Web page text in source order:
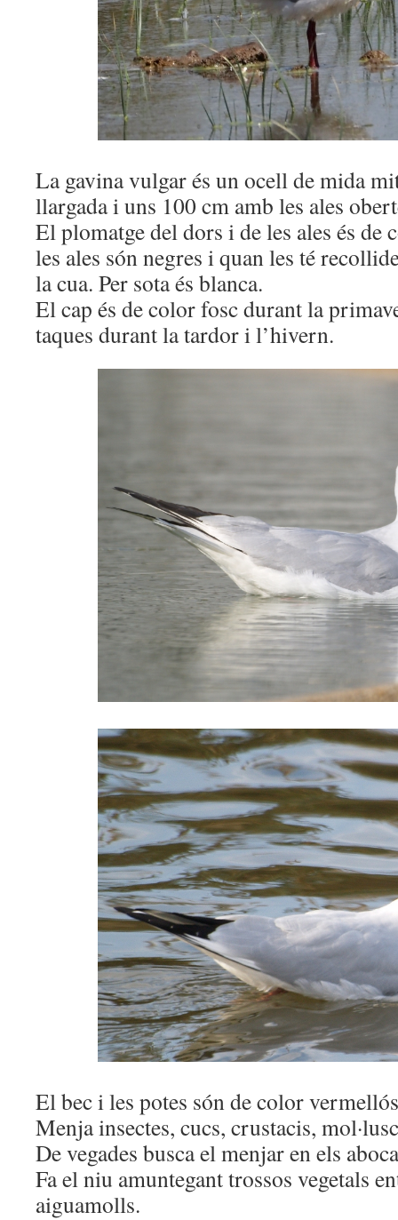
La gavina vulgar és un ocell de mida
llargada i uns 100 cm amb les ales
El plomatge del dors i de les ales és de
les ales són negres i quan les té
la cua. Per sota és blanca.
El cap és de color fosc durant la
taques durant la tardor i l’hivern.
El bec i les potes són de color
Menja insectes, cucs, crustacis,
De vegades busca el menjar en els
Fa el niu amuntegant trossos vegetals
aiguamolls.